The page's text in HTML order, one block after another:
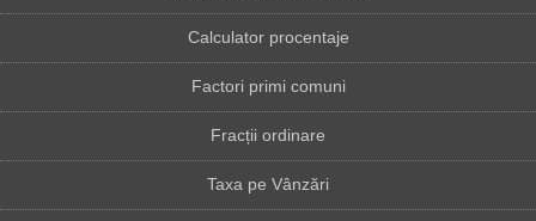
Calculator procentaje
Factori primi comuni
Fracții ordinare
Taxa pe Vânzări